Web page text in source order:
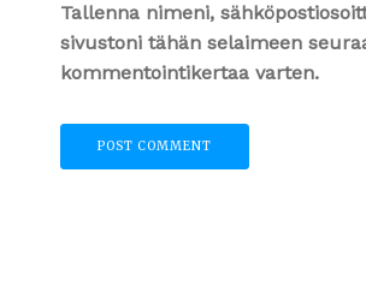
Tallenna nimeni,
sivustoni tähän selaimeen
kommentointikertaa varten.